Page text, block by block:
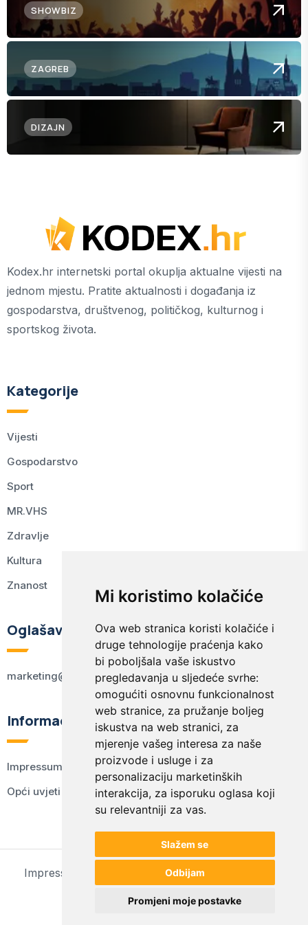
Mi koristimo kolačiće
Ova web stranica koristi kolačiće i
druge tehnologije praćenja kako
bi poboljšala vaše iskustvo
pregledavanja u sljedeće svrhe:
omogućiti osnovnu funkcionalnost
web stranice, za pružanje boljeg
iskustva na web stranici, za
mjerenje vašeg interesa za naše
proizvode i usluge i za
personalizaciju marketinških
interakcija, za isporuku oglasa koji
su relevantniji za vas.
Slažem se
Odbijam
Promjeni moje postavke
SHOWBIZ
ZAGREB
DIZAJN
Kodex.hr internetski portal okuplja aktualne vijesti na
jednom mjestu. Pratite aktualnosti i događanja iz
gospodarstva, društvenog, političkog, kulturnog i
sportskog života.
Kategorije
Vijesti
Gospodarstvo
Sport
MR.VHS
Zdravlje
Kultura
Znanost
Oglašavanje
marketing@kodex.hr
Informacije
Impressum
Opći uvjeti korištenja
Impressum Opći uvjeti korištenjaPostavke kolačića
© 2024 kodex.hr